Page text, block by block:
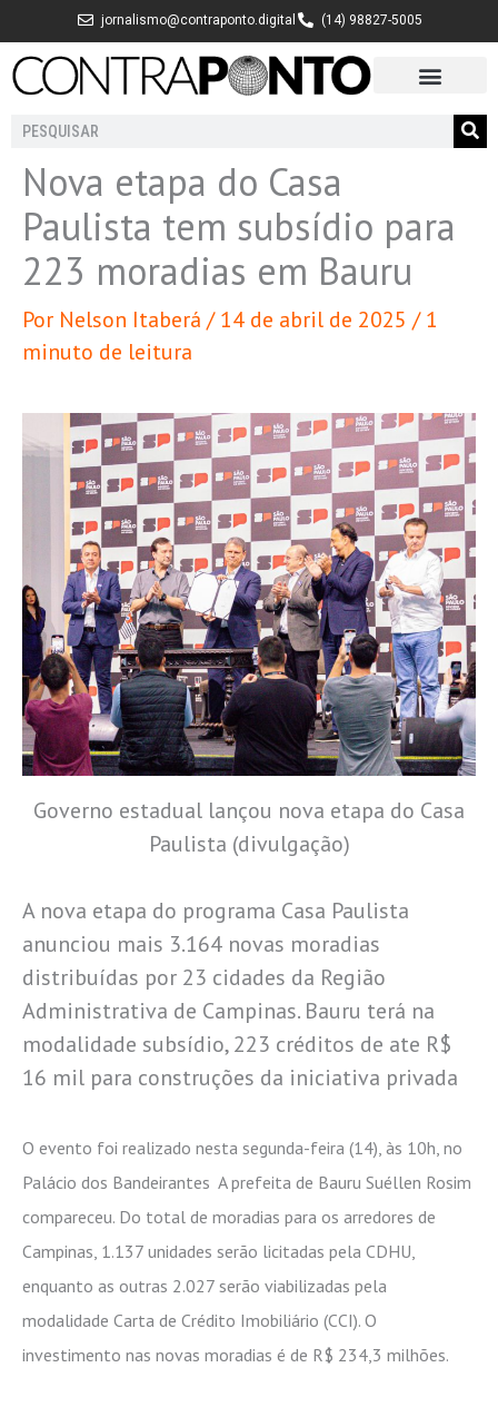
para
jornalismo@contraponto.digital (14) 98827-5005
Pesquisar
Nova etapa do Casa
Paulista tem subsídio para
223 moradias em Bauru
Por Nelson Itaberá /14 de abril de 2025 /1
minuto de leitura
Governo estadual lançou nova etapa do Casa
Paulista (divulgação)
A nova etapa do programa Casa Paulista
anunciou mais 3.164 novas moradias
distribuídas por 23 cidades da Região
Administrativa de Campinas. Bauru terá na
modalidade subsídio, 223 créditos de ate R$
16 mil para construções da iniciativa privada
O evento foi realizado nesta segunda-feira (14), às 10h, no
Palácio dos Bandeirantes A prefeita de Bauru Suéllen Rosim
compareceu. Do total de moradias para os arredores de
Campinas, 1.137 unidades serão licitadas pela CDHU,
enquanto as outras 2.027 serão viabilizadas pela
modalidade Carta de Crédito Imobiliário (CCI). O
investimento nas novas moradias é de R$ 234,3 milhões.